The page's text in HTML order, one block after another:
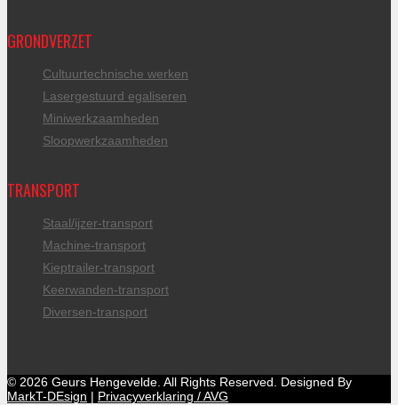
GRONDVERZET
Cultuurtechnische werken
Lasergestuurd egaliseren
Miniwerkzaamheden
Sloopwerkzaamheden
TRANSPORT
Staal/ijzer-transport
Machine-transport
Kieptrailer-transport
Keerwanden-transport
Diversen-transport
© 2026 Geurs Hengevelde. All Rights Reserved. Designed By
MarkT-DEsign | Privacyverklaring / AVG